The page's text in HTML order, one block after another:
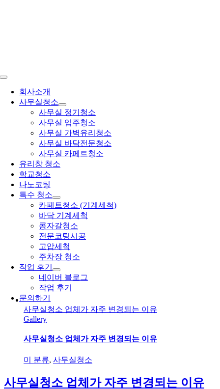
뛰
Toggle
Navigation회사소개
사무실청소
사무실 정기청소
사무실 입주청소
사무실 가벽유리청소
사무실 바닥전문청소
사무실 카페트청소
유리창 청소
학교청소
나노코팅
특수 청소
카페트청소 (기계세척)
바닥 기계세척
콩자갈청소
전문코팅시공
고압세척
주차장 청소
작업 후기
네이버 블로그
작업 후기
문의하기
사무실청소 업체가 자주 변경되는 이유
Gallery
사무실청소 업체가 자주 변경되는 이유
미 분류, 사무실청소
사무실청소 업체가 자주 변경되는 이유